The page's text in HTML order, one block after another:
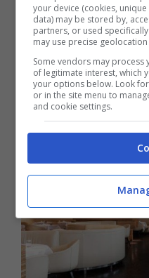
pub.Alcuni pub
un’ottima cucina a
ristoranti se non
spesso sono
your device (cookies,
data) may be stored by,
partners, or used
may use precise
Some vendors may
of legitimate interest, which
your options below. Look
or in the site menu to
and cookie settings.